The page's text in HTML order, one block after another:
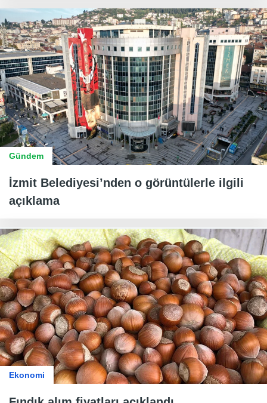
Gündem
İzmit Belediyesi’nden o görüntülerle ilgili
açıklama
Ekonomi